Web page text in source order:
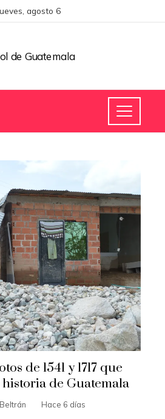
agosto 6
de 1541 y 1717 que
de Guatemala
Hace 6 días